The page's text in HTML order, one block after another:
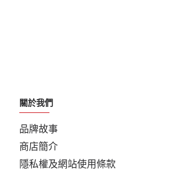
關於我們
品牌故事
商店簡介
隱私權及網站使用條款